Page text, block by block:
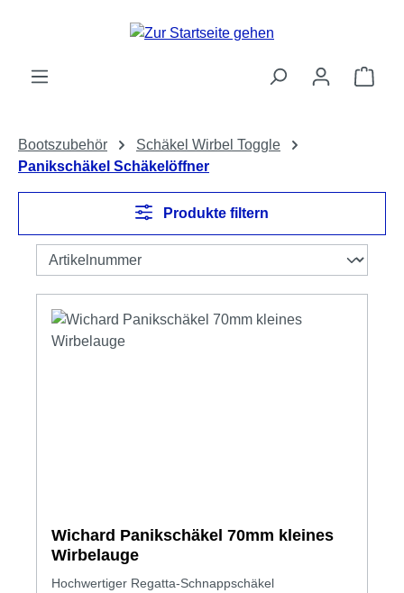
Zum Hauptinhalt springen
Bootszubehör
Schäkel Wirbel Toggle
Panikschäkel Schäkelöffner
Produkte filtern
Wichard Panikschäkel 70mm kleines
Wirbelauge
Hochwertiger Regatta-Schnappschäkel